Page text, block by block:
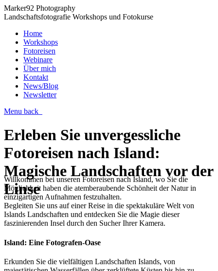
Marker92 Photography
Landschaftsfotografie Workshops und Fotokurse
Home
Workshops
Fotoreisen
Webinare
Über mich
Kontakt
News/Blog
Newsletter
Menu back
Erleben Sie unvergessliche
Fotoreisen nach Island:
Magische Landschaften vor der
Linse
Willkommen bei unseren Fotoreisen nach Island, wo Sie die
Möglichkeit haben die atemberaubende Schönheit der Natur in
einzigartigen Aufnahmen festzuhalten.
Begleiten Sie uns auf einer Reise in die spektakuläre Welt von
Islands Landschaften und entdecken Sie die Magie dieser
faszinierenden Insel durch den Sucher Ihrer Kamera.
Island: Eine Fotografen-Oase
Erkunden Sie die vielfältigen Landschaften Islands, von